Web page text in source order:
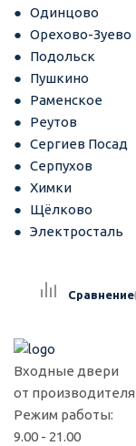
Одинцово
Орехово-Зуево
Подольск
Пушкино
Раменское
Реутов
Сергиев Посад
Серпухов
Химки
Щёлково
Электросталь
Сравнение
Входные двери
от производителя
Режим работы:
9.00 - 21.00